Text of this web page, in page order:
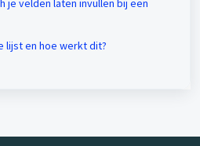
je velden laten invullen bij een
lijst en hoe werkt dit?